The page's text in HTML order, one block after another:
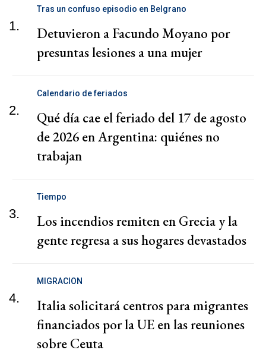
1.
Tras un confuso episodio en Belgrano
Detuvieron a Facundo Moyano por
presuntas lesiones a una mujer
2.
Calendario de feriados
Qué día cae el feriado del 17 de agosto
de 2026 en Argentina: quiénes no
trabajan
3.
Tiempo
Los incendios remiten en Grecia y la
gente regresa a sus hogares devastados
4.
MIGRACION
Italia solicitará centros para migrantes
financiados por la UE en las reuniones
sobre Ceuta